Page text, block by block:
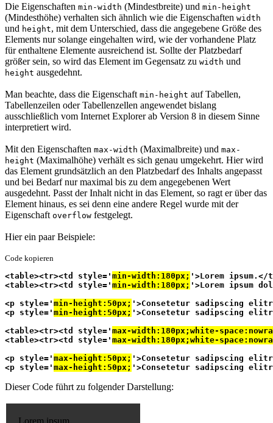
Die Eigenschaften min-width (Mindestbreite) und min-height
(Mindesthöhe) verhalten sich ähnlich wie die Eigenschaften width
und height, mit dem Unterschied, dass die angegebene Größe des
Elements nur solange eingehalten wird, wie der vorhandene Platz
für enthaltene Elemente ausreichend ist. Sollte der Platzbedarf
größer sein, so wird das Element im Gegensatz zu width und
height ausgedehnt.
Man beachte, dass die Eigenschaft min-height auf Tabellen,
Tabellenzeilen oder Tabellenzellen angewendet bislang
ausschließlich vom Internet Explorer ab Version 8 in diesem Sinne
interpretiert wird.
Mit den Eigenschaften max-width (Maximalbreite) und max-
height (Maximalhöhe) verhält es sich genau umgekehrt. Hier wird
das Element grundsätzlich an den Platzbedarf des Inhalts angepasst
und bei Bedarf nur maximal bis zu dem angegebenen Wert
ausgedehnt. Passt der Inhalt nicht in das Element, so ragt er über das
Element hinaus, es sei denn eine andere Regel wurde mit der
Eigenschaft overflow festgelegt.
Hier ein paar Beispiele:
Code kopieren
<table><tr><td style=' min-width:180px; '>Lorem
<table><tr><td style=' min-width:180px; '>Lorem ipsum
<p style=' min-height:50px; '>Consetetur sadipscing
<p style=' min-height:50px; '>Consetetur sadipscing
<table><tr><td style=' max-width:180px;white-
<table><tr><td style=' max-width:180px;white-
<p style=' max-height:50px; '>Consetetur sadipscing
<p style=' max-height:50px; '>Consetetur sadipscing
Dieser Code führt zu folgender Darstellung:
Lorem ipsum.